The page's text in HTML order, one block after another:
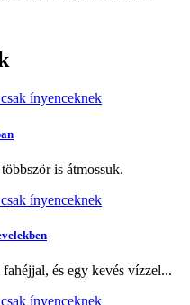
is átmossuk.
és egy kevés vízzel...